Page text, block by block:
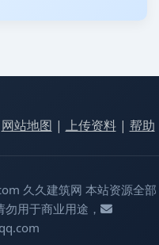
网站地图 | 上传资料| 帮助
久久建筑网 本站资源全部
用于商业用途，